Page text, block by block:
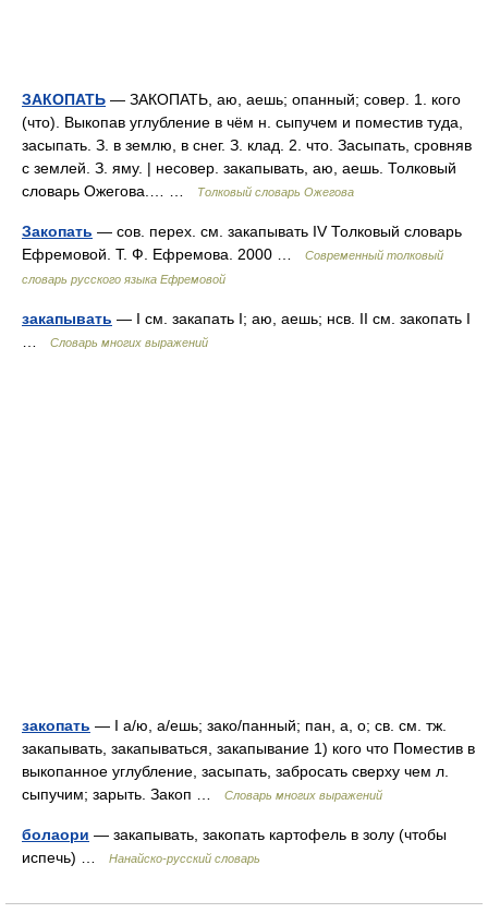
ЗАКОПАТЬ — ЗАКОПАТЬ, аю, аешь; опанный; совер. 1. кого
(что). Выкопав углубление в чём н. сыпучем и поместив туда,
засыпать. З. в землю, в снег. З. клад. 2. что. Засыпать, сровняв
с землей. З. яму. | несовер. закапывать, аю, аешь. Толковый
словарь Ожегова.… …
Толковый словарь Ожегова
Закопать — сов. перех. см. закапывать IV Толковый словарь
Ефремовой. Т. Ф. Ефремова. 2000 …
Современный толковый
словарь русского языка Ефремовой
закапывать — I см. закапать I; аю, аешь; нсв. II см. закопать I
Словарь многих выражений
закопать — I а/ю, а/ешь; зако/панный; пан, а, о; св. см. тж.
закапывать, закапываться, закапывание 1) кого что Поместив в
выкопанное углубление, засыпать, забросать сверху чем л.
сыпучим; зарыть. Закоп …
Словарь многих выражений
болаори — закапывать, закопать картофель в золу (чтобы
испечь) …
Нанайско-русский словарь